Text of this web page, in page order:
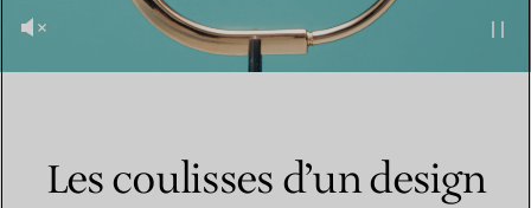
Les coulisses d’un design